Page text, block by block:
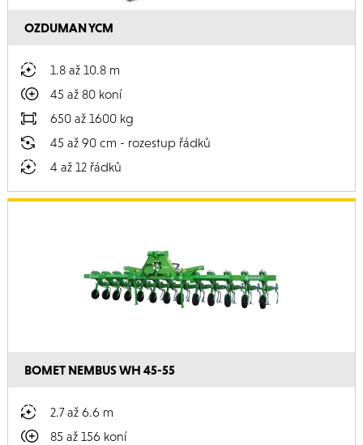
OZDUMAN YCM
1.8 až 10.8 m
45 až 80 koní
650 až 1600 kg
45 až 90 cm - rozestup řádků
4 až 12 řádků
BOMET NEMBUS WH 45-55
2.7 až 6.6 m
85 až 156 koní